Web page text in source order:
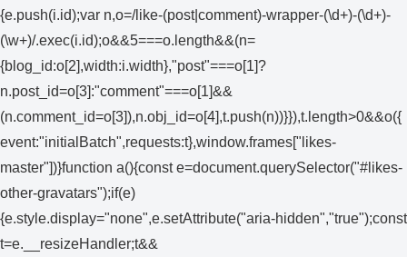
{e.push(i.id);var n,o=/like-(post|comment)-wrapper-(\d+)-(\d+)-
(\w+)/.exec(i.id);o&&5===o.length&&(n=
{blog_id:o[2],width:i.width},"post"===o[1]?
n.post_id=o[3]:"comment"===o[1]&&
(n.comment_id=o[3]),n.obj_id=o[4],t.push(n))}}),t.length>0&&o({
event:"initialBatch",requests:t},window.frames["likes-
master"])}function a(){const e=document.querySelector("#likes-
other-gravatars");if(e)
{e.style.display="none",e.setAttribute("aria-hidden","true");const
t=e.__resizeHandler;t&&